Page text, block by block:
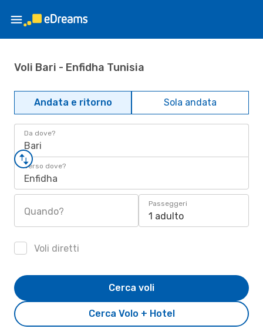
Voli Bari - Enfidha Tunisia
Andata e ritorno Sola andata
Da dove?
Bari
Verso dove?
Enfidha
Quando?
Passeggeri
1 adulto
Voli diretti
Cerca Volo + Hotel
Cerca voli